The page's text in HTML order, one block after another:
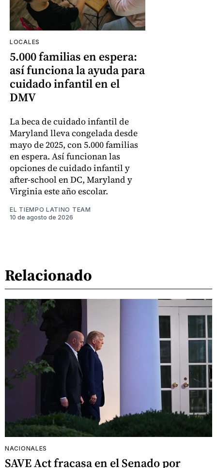
LOCALES
5.000 familias en espera:
así funciona la ayuda para
cuidado infantil en el
DMV
La beca de cuidado infantil de
Maryland lleva congelada desde
mayo de 2025, con 5.000 familias
en espera. Así funcionan las
opciones de cuidado infantil y
after-school en DC, Maryland y
Virginia este año escolar.
EL TIEMPO LATINO TEAM
10 de agosto de 2026
Relacionado
NACIONALES
SAVE Act fracasa en el Senado por